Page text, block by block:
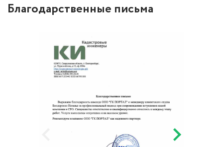
Благодарственные письма